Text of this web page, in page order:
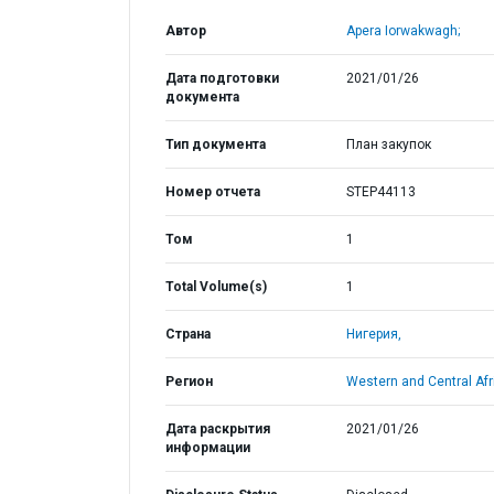
Автор Apera Iorwakwagh;
Дата подготовки
документа
2021/01/26
Тип документа План закупок
Номер отчета STEP44113
Том 1
Total Volume(s) 1
Страна Нигерия,
Регион Western and Central
Дата раскрытия
информации
2021/01/26